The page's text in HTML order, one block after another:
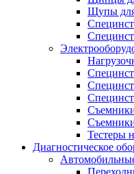
Щупы
Тестеры
Диагностическое